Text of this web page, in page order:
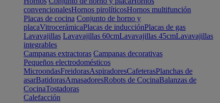
convencionalesHornos pirolíticosHornos multifunción
Placas de cocina Conjunto de horno y
placaVitrocerámicaPlacas de inducciónPlacas de gas
Lavavajillas Lavavajillas 60cmLavavajillas 45cmLavavajillas
integrables
Campanas extractoras Campanas decorativas
Pequeños electrodomésticos
MicroondasFreidorasAspiradoresCafeterasPlanchas de
asarBatidorasAmasadoresRobots de CocinaBalanzas de
CocinaTostadoras
Calefacción